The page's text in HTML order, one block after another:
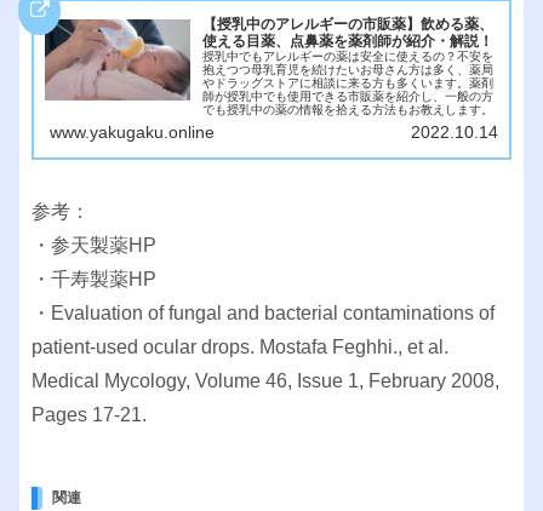
【授乳中のアレルギーの市販薬】飲める薬、
使える目薬、点鼻薬を薬剤師が紹介・解説！
授乳中でもアレルギーの薬は安全に使えるの？不安を
抱えつつ母乳育児を続けたいお母さん方は多く、薬局
やドラッグストアに相談に来る方も多くいます。薬剤
師が授乳中でも使用できる市販薬を紹介し、一般の方
でも授乳中の薬の情報を拾える方法もお教えします。
www.yakugaku.online 2022.10.14
参考：
・参天製薬HP
・千寿製薬HP
・Evaluation of fungal and bacterial contaminations of
patient-used ocular drops. Mostafa Feghhi., et al.
Medical Mycology, Volume 46, Issue 1, February 2008,
Pages 17-21.
関連